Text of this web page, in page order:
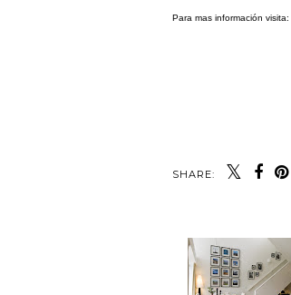
Para mas información visita:
SHARE: